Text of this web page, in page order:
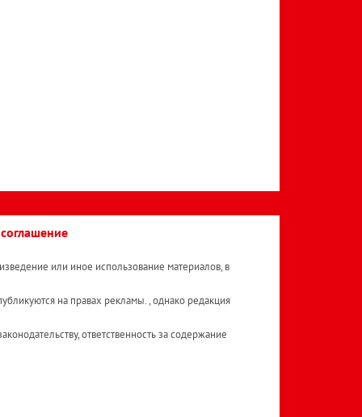
или иное использование материалов, в
на правах рекламы. , однако редакция
ответственность за содержание